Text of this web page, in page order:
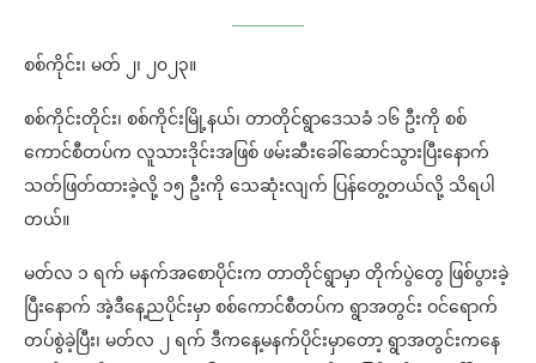
စစ်ကိုင်း၊ မတ် ၂၊ ၂၀၂၃။
စစ်ကိုင်းတိုင်း၊ စစ်ကိုင်းမြို့နယ်၊ တာတိုင်ရွာဒေသခံ ၁၆ ဦးကို စစ်
ကောင်စီတပ်က လူသားဒိုင်းအဖြစ် ဖမ်းဆီးခေါ်ဆောင်သွားပြီးနောက်
သတ်ဖြတ်ထားခဲ့လို့ ၁၅ ဦးကို သေဆုံးလျက် ပြန်တွေ့တယ်လို့ သိရပါ
တယ်။
မတ်လ ၁ ရက် မနက်အစောပိုင်းက တာတိုင်ရွာမှာ တိုက်ပွဲတွေ ဖြစ်ပွားခဲ့
ပြီးနောက် အဲ့ဒီနေ့ညပိုင်းမှာ စစ်ကောင်စီတပ်က ရွာအတွင်း ဝင်ရောက်
တပ်စွဲခဲ့ပြီး၊ မတ်လ ၂ ရက် ဒီကနေ့မနက်ပိုင်းမှာတော့ ရွာအတွင်းကနေ